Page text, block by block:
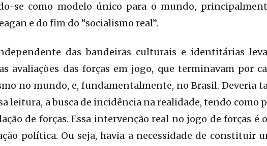
se como modelo único para o mundo,
e do fim do “socialismo real”.
das bandeiras culturais e identitárias
avaliações das forças em jogo, que terminavam por
no mundo, e, fundamentalmente, no Brasil. Deveria
leitura, a busca de incidência na realidade, tendo como
de forças. Essa intervenção real no jogo de forças é
política. Ou seja, havia a necessidade de constituir